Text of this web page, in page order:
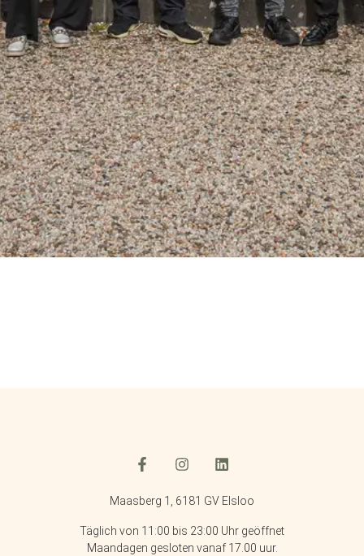
Maasberg 1, 6181 GV Elsloo
Täglich von 11:00 bis 23:00 Uhr geöffnet
Maandagen gesloten vanaf 17.00 uur.